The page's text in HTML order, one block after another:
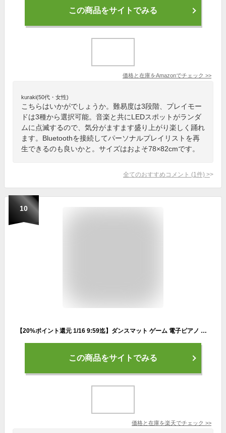
この商品をサイトでみる
価格と在庫をAmazonでチェック >>
kuraki(50代・女性)
こちらはいかがでしょうか。難易度は3段階、プレイモー
ドは3種から選択可能。音楽と共にLEDスポットがランダ
ムに点滅するので、気分がますます盛り上がり楽しく踊れ
ます。Bluetoothを接続してパーソナルプレイリストを再
生できるのも良いかと。サイズはおよそ78×82cmです。
全てのおすすめコメント (1 件) >
10
【20%ポイント還元 1/16 9:59迄】ダンスマット ゲーム 電子ピアノ マット おもちゃ 4つモード 自動採点 LED搭載 音楽 プレイマット 音量調整 柔軟素材 滑り止め 折りたたみ ミュージックマット プリンセス プレゼント 女の子 ピンク SF25101
この商品をサイトでみる
価格と在庫を楽天でチェック >>